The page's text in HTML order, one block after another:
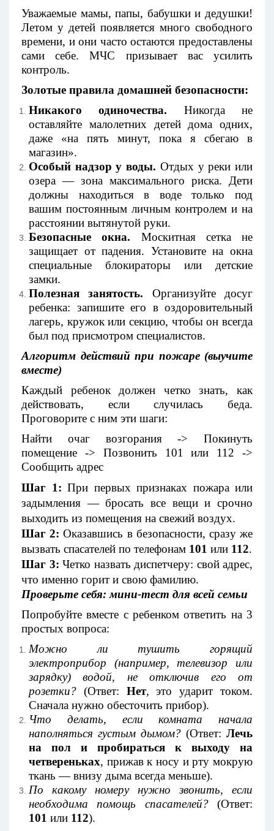
Уважаемые мамы, папы, бабушки и дедушки!
Летом у детей появляется много свободного
времени, и они часто остаются предоставлены
сами себе. МЧС призывает вас усилить
контроль.
Золотые правила домашней безопасности:
Никакого одиночества. Никогда не
оставляйте малолетних детей дома одних,
даже «на пять минут, пока я сбегаю в
магазин».
Особый надзор у воды. Отдых у реки или
озера — зона максимального риска. Дети
должны находиться в воде только под
вашим постоянным личным контролем и на
расстоянии вытянутой руки.
Безопасные окна. Москитная сетка не
защищает от падения. Установите на окна
специальные блокираторы или детские
замки.
Полезная занятость. Организуйте досуг
ребенка: запишите его в оздоровительный
лагерь, кружок или секцию, чтобы он всегда
был под присмотром специалистов.
Алгоритм действий при пожаре (выучите
вместе)
Каждый ребенок должен четко знать, как
действовать, если случилась беда.
Проговорите с ним эти шаги:
Найти очаг возгорания -> Покинуть
помещение -> Позвонить 101 или 112 ->
Сообщить адрес
Шаг 1: При первых признаках пожара или
задымления — бросать все вещи и срочно
выходить из помещения на свежий воздух.
Шаг 2: Оказавшись в безопасности, сразу же
вызвать спасателей по телефонам 101 или 112.
Шаг 3: Четко назвать диспетчеру: свой адрес,
что именно горит и свою фамилию.
Проверьте себя: мини-тест для всей семьи
Попробуйте вместе с ребенком ответить на 3
простых вопроса:
Можно ли тушить горящий
электроприбор (например, телевизор или
зарядку) водой, не отключив его от
розетки? (Ответ: Нет, это ударит током.
Сначала нужно обесточить прибор).
Что делать, если комната начала
наполняться густым дымом? (Ответ: Лечь
на пол и пробираться к выходу на
четвереньках, прижав к носу и рту мокрую
ткань — внизу дыма всегда меньше).
По какому номеру нужно звонить, если
необходима помощь спасателей?(Ответ:
101 или 112).